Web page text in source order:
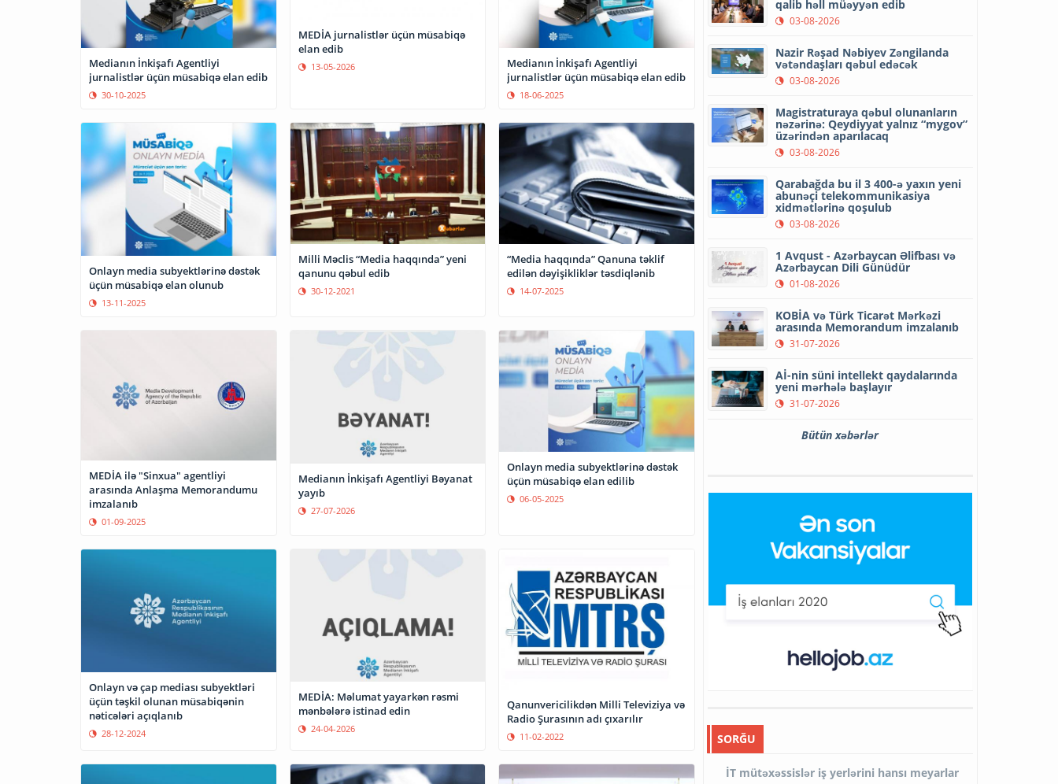
Medianın İnkişafı Agentliyi
jurnalistlər üçün müsabiqə elan edib
30-10-2025
MEDİA jurnalistlər üçün müsabiqə
elan edib
13-05-2026
Medianın İnkişafı Agentliyi
jurnalistlər üçün müsabiqə elan edib
18-06-2025
Onlayn media subyektlərinə dəstək
üçün müsabiqə elan olunub
13-11-2025
Milli Məclis “Media haqqında” yeni
qanunu qəbul edib
30-12-2021
“Media haqqında” Qanuna təklif
edilən dəyişikliklər təsdiqlənib
14-07-2025
MEDİA ilə "Sinxua" agentliyi
arasında Anlaşma Memorandumu
imzalanıb
01-09-2025
Medianın İnkişafı Agentliyi Bəyanat
yayıb
27-07-2026
Onlayn media subyektlərinə dəstək
üçün müsabiqə elan edilib
06-05-2025
Onlayn və çap mediası subyektləri
üçün təşkil olunan müsabiqənin
nəticələri açıqlanıb
28-12-2024
MEDİA: Məlumat yayarkən rəsmi
mənbələrə istinad edin
24-04-2026
Qanunvericilikdən Milli Televiziya və
Radio Şurasının adı çıxarılır
11-02-2022
qalib həll müəyyən edib
03-08-2026
Nazir Rəşad Nəbiyev Zəngilanda
vətəndaşları qəbul edəcək
03-08-2026
Magistraturaya qəbul olunanların
nəzərinə: Qeydiyyat yalnız “mygov”
üzərindən aparılacaq
03-08-2026
Qarabağda bu il 3 400-ə yaxın yeni
abunəçi telekommunikasiya
xidmətlərinə qoşulub
03-08-2026
1 Avqust - Azərbaycan Əlifbası və
Azərbaycan Dili Günüdür
01-08-2026
KOBİA və Türk Ticarət Mərkəzi
arasında Memorandum imzalanıb
31-07-2026
Aİ-nin süni intellekt qaydalarında
yeni mərhələ başlayır
31-07-2026
Bütün xəbərlər
SORĞU
İT mütəxəssislər iş yerlərini hansı meyarlar